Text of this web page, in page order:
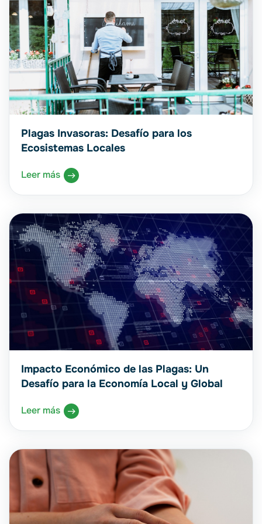
Plagas Invasoras: Desafío para los
Ecosistemas Locales
Leer más
Impacto Económico de las Plagas: Un
Desafío para la Economía Local y Global
Leer más